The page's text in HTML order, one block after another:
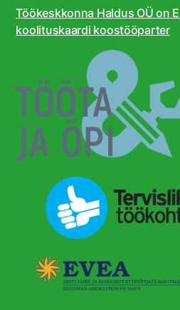
Töökeskkonna Haldus OÜ on
koolituskaardi koostööparter